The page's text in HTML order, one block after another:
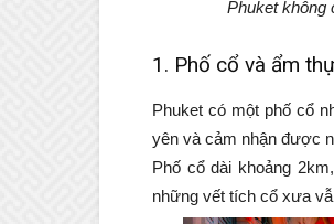
Phuket không
1. Phố cổ và ẩm
Phuket có một phố cổ
yên và cảm nhận được
Phố cổ dài khoảng
những vết tích cổ xưa